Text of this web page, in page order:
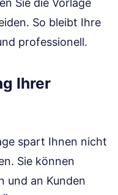
Sie die Vorlage
So bleibt Ihre
professionell.
Ihrer
spart Ihnen nicht
Sie können
und an Kunden